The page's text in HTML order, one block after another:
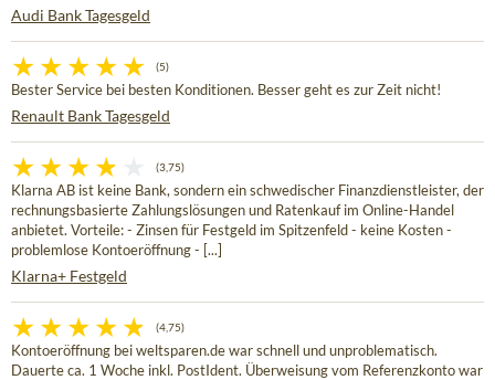
Audi Bank Tagesgeld
(5)
Bester Service bei besten Konditionen. Besser geht es zur Zeit nicht!
Renault Bank Tagesgeld
(3,75)
Klarna AB ist keine Bank, sondern ein schwedischer Finanzdienstleister, der
rechnungsbasierte Zahlungslösungen und Ratenkauf im Online-Handel
anbietet. Vorteile: - Zinsen für Festgeld im Spitzenfeld - keine Kosten -
problemlose Kontoeröffnung - [...]
Klarna+ Festgeld
(4,75)
Kontoeröffnung bei weltsparen.de war schnell und unproblematisch.
Dauerte ca. 1 Woche inkl. PostIdent. Überweisung vom Referenzkonto war